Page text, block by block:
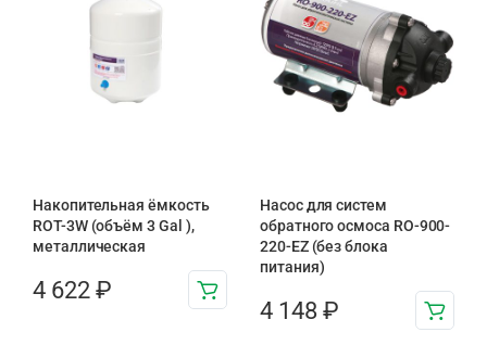
Накопительная ёмкость
ROT-3W (объём 3 Gal ),
металлическая
4 622 ₽
Насос для систем
обратного осмоса RO-900-
220-EZ (без блока
питания)
4 148 ₽